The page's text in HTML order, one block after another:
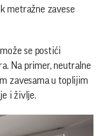
metražne zavese
se postići
Na primer, neutralne
zavesama u toplijim
i življe.